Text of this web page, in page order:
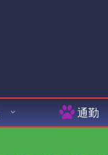
通勤